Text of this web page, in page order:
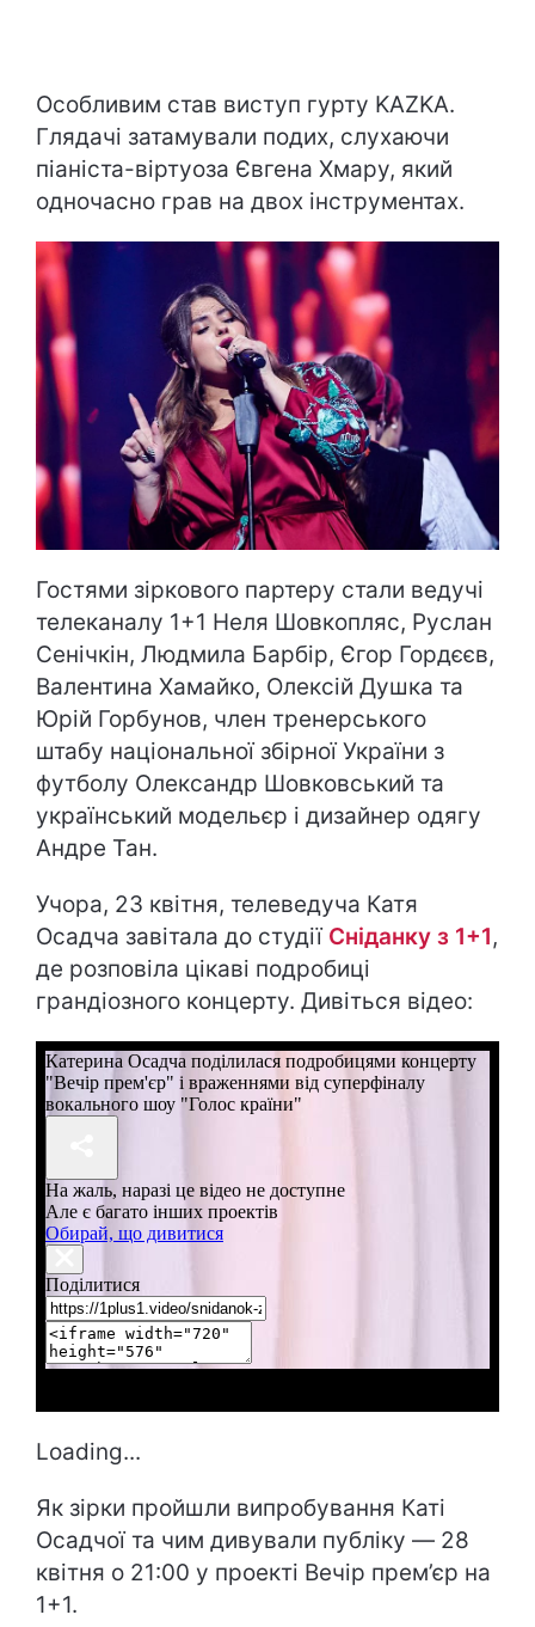
Особливим став виступ гурту KAZKA.
Глядачі затамували подих, слухаючи
піаніста-віртуоза Євгена Хмару, який
одночасно грав на двох інструментах.
Гостями зіркового партеру стали ведучі
телеканалу 1+1 Неля Шовкопляс, Руслан
Сенічкін, Людмила Барбір, Єгор Гордєєв,
Валентина Хамайко, Олексій Душка та
Юрій Горбунов, член тренерського
штабу національної збірної України з
футболу Олександр Шовковський та
український модельєр і дизайнер одягу
Андре Тан.
Учора, 23 квітня, телеведуча Катя
Осадча завітала до студії Сніданку з 1+1,
де розповіла цікаві подробиці
грандіозного концерту. Дивіться відео:
Loading...
Як зірки пройшли випробування Каті
Осадчої та чим дивували публіку ― 28
квітня о 21:00 у проекті Вечір прем’єр на
1+1.